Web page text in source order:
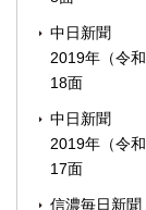
中日新聞
2019年（令
18面
中日新聞
2019年（令
17面
信濃毎日新聞